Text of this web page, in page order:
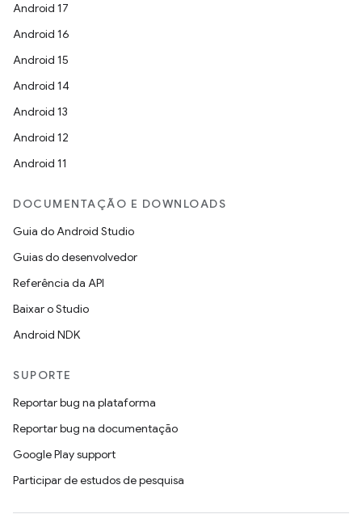
Android 17
Android 16
Android 15
Android 14
Android 13
Android 12
Android 11
DOCUMENTAÇÃO E DOWNLOADS
Guia do Android Studio
Guias do desenvolvedor
Referência da API
Baixar o Studio
Android NDK
SUPORTE
Reportar bug na plataforma
Reportar bug na documentação
Google Play support
Participar de estudos de pesquisa